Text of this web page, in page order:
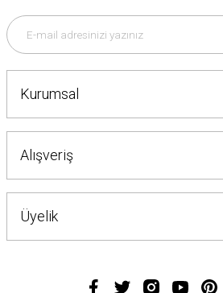
Kurumsal
Alışveriş
Üyelik